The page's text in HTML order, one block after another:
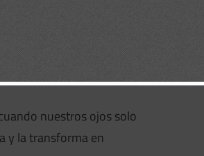
no llegan, nuestra fe es
y abrazar Su
sino que
nuestros ojos solo
y la transforma en